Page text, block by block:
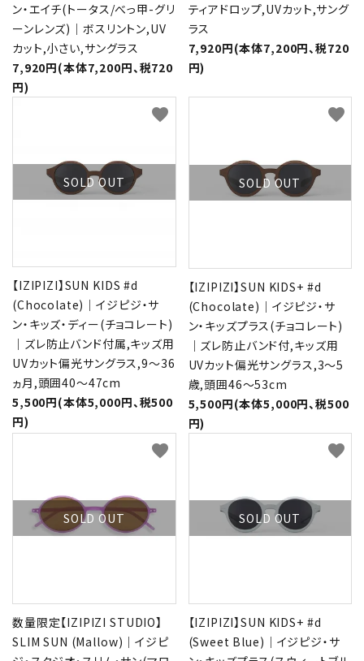
ン・エイチ(トータス/べっ甲-グリ
ーンレンズ)｜ボスリントン,UV
カット,小さい,サングラス
7,920円(本体7,200円、税720
円)
ティアドロップ,UVカット,サング
ラス
7,920円(本体7,200円、税720
円)
SOLD OUT
【IZIPIZI】SUN KIDS #d
(Chocolate)｜イジピジ・サ
ン・キッズ・ディー(チョコレート)
｜ズレ防止バンド付属,キッズ用
UVカット偏光サングラス,9～36
ヵ月,頭囲40～47cm
5,500円(本体5,000円、税500
円)
favorite
SOLD OUT
【IZIPIZI】SUN KIDS+ #d
(Chocolate)｜イジピジ・サ
ン・キッズプラス(チョコレート)
｜ズレ防止バンド付,キッズ用
UVカット偏光サングラス,3～5
歳,頭囲46～53cm
5,500円(本体5,000円、税500
円)
favorite
SOLD OUT
数量限定【IZIPIZI STUDIO】
SLIM SUN (Mallow)｜イジピ
favorite
SOLD OUT
【IZIPIZI】SUN KIDS+ #d
(Sweet Blue)｜イジピジ・サ
favorite